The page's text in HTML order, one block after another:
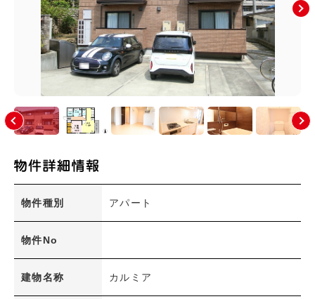
あ行・か行
相田(3) 相田町(0)
大塚西(1) 大塚西町(0)
大塚東(1) 大塚東町(0)
大町東(10) 上安(7)
祇園(8)
た行
な行
は行
物件種別 アパート
物件No
建物名称 カルミア